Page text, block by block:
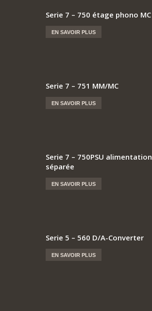
Serie 7 – 750 étage phono MC
EN SAVOIR PLUS
Serie 7 – 751 MM/MC
EN SAVOIR PLUS
Serie 7 – 750PSU alimentation
séparée
EN SAVOIR PLUS
Serie 5 – 560 D/A-Converter
EN SAVOIR PLUS